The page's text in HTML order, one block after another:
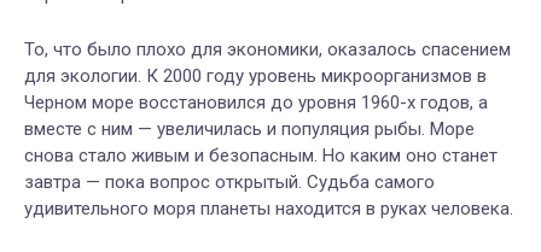
То, что было плохо для экономики, оказалось спасением
для экологии. К 2000 году уровень микроорганизмов в
Черном море восстановился до уровня 1960-х годов, а
вместе с ним — увеличилась и популяция рыбы. Море
снова стало живым и безопасным. Но каким оно станет
завтра — пока вопрос открытый. Судьба самого
удивительного моря планеты находится в руках человека.